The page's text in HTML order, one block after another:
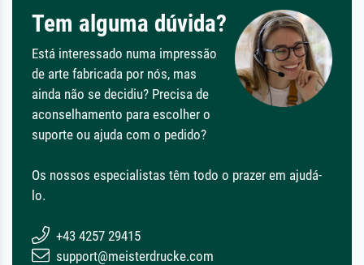
Tem alguma dúvida?
Está interessado numa impressão
de arte fabricada por nós, mas
ainda não se decidiu? Precisa de
aconselhamento para escolher o
suporte ou ajuda com o pedido?
Os nossos especialistas têm todo o prazer em ajudá-
lo.
+43 4257 29415
support@meisterdrucke.com